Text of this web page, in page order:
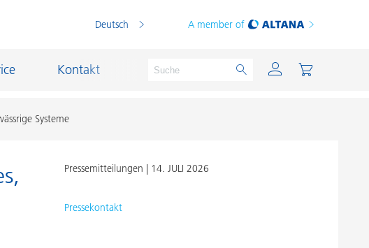
Deutsch A member of
Kontakt
PVC Compounds
PVC-Plastisole
Systeme
Pressemitteilungen | 14. JULI 2026
Pressekontakt